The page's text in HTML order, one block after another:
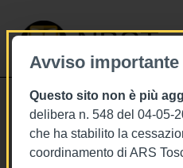
Avviso importante
Questo sito non è più
delibera n. 548 del 04-05-
che ha stabilito la
coordinamento di ARS
NBST